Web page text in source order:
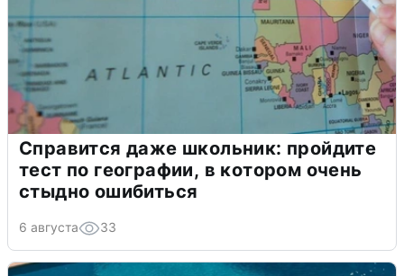
Справится даже школьник: пройдите
тест по географии, в котором очень
стыдно ошибиться
6 августа 33